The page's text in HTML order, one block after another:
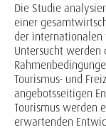
Die Studie
einer
der
Untersucht
Tourismus- und
angebotsseitigen
Tourismus werden
erwartenden